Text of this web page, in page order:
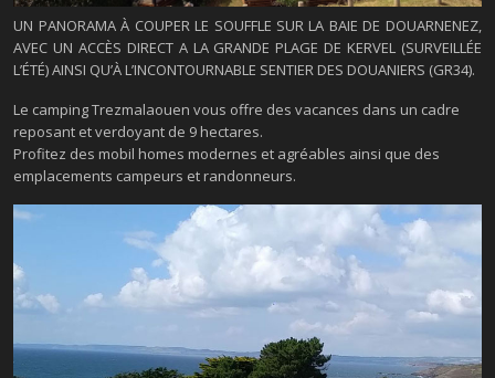
UN PANORAMA À COUPER LE SOUFFLE SUR LA BAIE DE DOUARNENEZ,
AVEC UN ACCÈS DIRECT A LA GRANDE PLAGE DE KERVEL (SURVEILLÉE
L’ÉTÉ) AINSI QU’À L’INCONTOURNABLE SENTIER DES DOUANIERS (GR34).
Le camping Trezmalaouen vous offre des vacances dans un cadre
reposant et verdoyant de 9 hectares.
Profitez des mobil homes modernes et agréables ainsi que des
emplacements campeurs et randonneurs.